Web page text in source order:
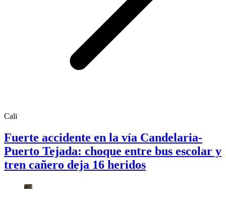
Cali
Fuerte accidente en la vía Candelaria-
Puerto Tejada: choque entre bus escolar y
tren cañero deja 16 heridos